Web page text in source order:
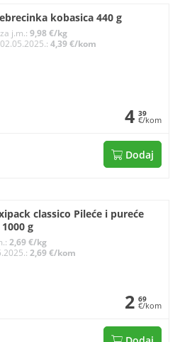
kobasica 440 g
j.m.: 9,98 €/kg
4,39 €/kom
4 39
€/kom
Dodaj
classico Pileće i pureće
g
2,69 €/kg
2,69 €/kom
2 69
€/kom